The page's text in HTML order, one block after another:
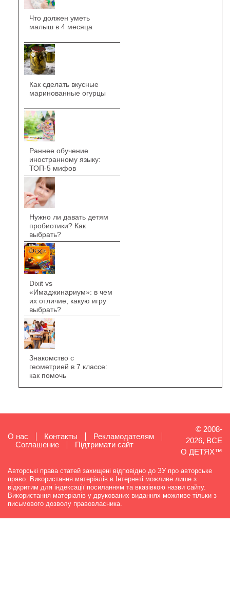
Что должен уметь
малыш в 4 месяца
Как сделать вкусные
маринованные огурцы
Раннее обучение
иностранному языку:
ТОП-5 мифов
Нужно ли давать детям
пробиотики? Как
выбрать?
Dixit vs
«Имаджинариум»: в чем
их отличие, какую игру
выбрать?
Знакомство с
геометрией в 7 классе:
как помочь
О нас Контакты
Рекламодателям
Cоглашение
Підтримати сайт
© 2008-
2026, ВСЕ
О ДЕТЯХ™
Авторські права статей захищені відповідно до ЗУ про авторське
право. Використання матеріалів в Інтернеті можливе лише з
відкритим для індексації посиланням та вказівкою назви сайту.
Використання матеріалів у друкованих виданнях можливе тільки з
письмового дозволу правовласника.